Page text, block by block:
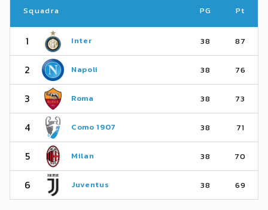
Squadra PG Pt
1 Inter 38 87
2 Napoli 38 76
3 Roma 38 73
4 Como 1907 38 71
5 Milan 38 70
6 Juventus 38 69